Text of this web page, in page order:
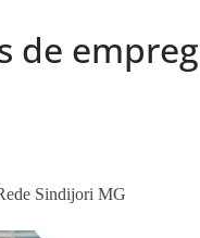
de
Sindijori MG